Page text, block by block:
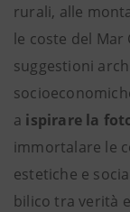
rurali, alle
le coste del
suggestioni
a ispirare la
immortalare le
estetiche e
bilico tra verità